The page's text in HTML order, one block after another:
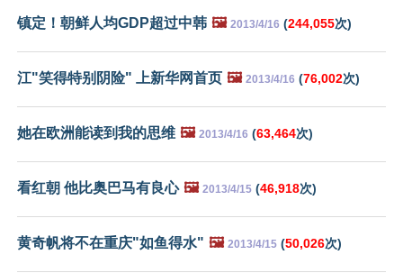
镇定！朝鲜人均GDP超过中韩 🖼️ 2013/4/16 (244,055次)
江"笑得特别阴险" 上新华网首页 🖼️ 2013/4/16 (76,002次)
她在欧洲能读到我的思维 🖼️ 2013/4/16 (63,464次)
看红朝 他比奥巴马有良心 🖼️ 2013/4/15 (46,918次)
黄奇帆将不在重庆"如鱼得水" 🖼️ 2013/4/15 (50,026次)